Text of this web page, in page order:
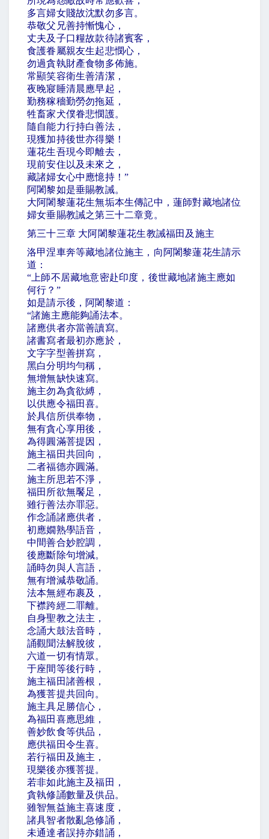
多言婦女賤故沈默勿多言。
恭敬父兄善持慚愧心，
丈夫及子口糧故款待諸賓客，
食護眷屬親友生起悲憫心，
勿過貪執財產食物多佈施。
常顯笑容衛生善清潔，
夜晚寢睡清晨應早起，
勤務稼穡勤勞勿拖延，
牲畜家犬僕眷悲憫護。
隨自能力行持白善法，
現獲加持後世亦得樂！
蓮花生吾現今即離去，
現前安住以及未來之，
藏諸婦女心中應憶持！ ”
阿闍黎如是垂賜教誡。
大阿闍黎蓮花生無垢本生傳記中，蓮師對藏地諸位
婦女垂賜教誡之第三十二章竟。
第三十三章 大阿闍黎蓮花生教誡福田及施主
洛甲涅車奔等藏地諸位施主，向阿闍黎蓮花生請示
道：
“ 上師不居藏地意密赴印度，後世藏地諸施主應如
何行？ ”
如是請示後，阿闍黎道：
“諸施主應能夠誦法本。
諸應供者亦當善讀寫。
諸書寫者最初亦應於，
文字字型善拼寫，
黑白分明均勻稱，
無增無缺快速寫。
施主勿為貪欲縛，
以供應令福田喜。
於具信所供奉物，
無有貪心享用後，
為得圓滿菩提因，
施主福田共回向，
二者福德亦圓滿。
施主所思若不淨，
福田所欲無饜足，
雖行善法亦罪惡。
作念誦諸應供者，
初應嫺熟學語音，
中間善合妙腔調，
後應斷除句增減。
誦時勿與人言語，
無有增減恭敬誦。
法本無經布裹及，
下襟跨經二罪離。
自身聖教之法主，
念誦大鼓法音時，
誦觀聞法解脫彼，
六道一切有情眾。
于座間等後行時，
施主福田諸善根，
為獲菩提共回向。
施主具足勝信心，
為福田喜應思維，
善妙飲食等供品，
應供福田令生喜。
若行福田及施主，
現樂後亦獲菩提。
若非如此施主及福田，
貪執修誦數量及供品。
雖智無益施主喜速度，
諸具智者散亂急修誦，
未通達者誤持亦錯誦，